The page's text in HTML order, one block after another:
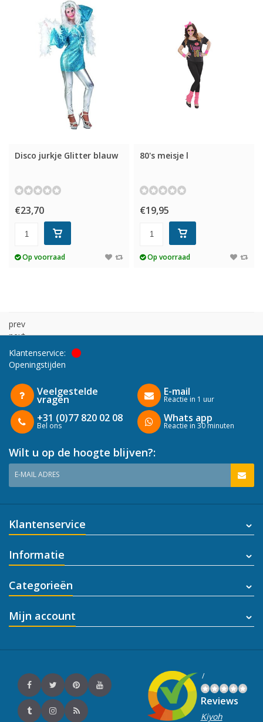
Disco jurkje Glitter blauw
€23,70
Op voorraad
80's meisje l
€19,95
Op voorraad
prev
next
Klantenservice:
Openingstijden
Veelgestelde
vragen
+31 (0)77 820 02 08
Bel ons
E-mail
Reactie in 1 uur
Whats app
Reactie in 30 minuten
Wilt u op de hoogte blijven?:
E-MAIL ADRES
Klantenservice
Informatie
Categorieën
Mijn account
/
Reviews
Kiyoh